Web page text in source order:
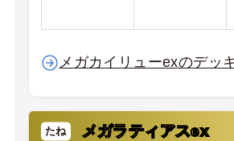
メガカイリューexのデッ
メガラティアスex